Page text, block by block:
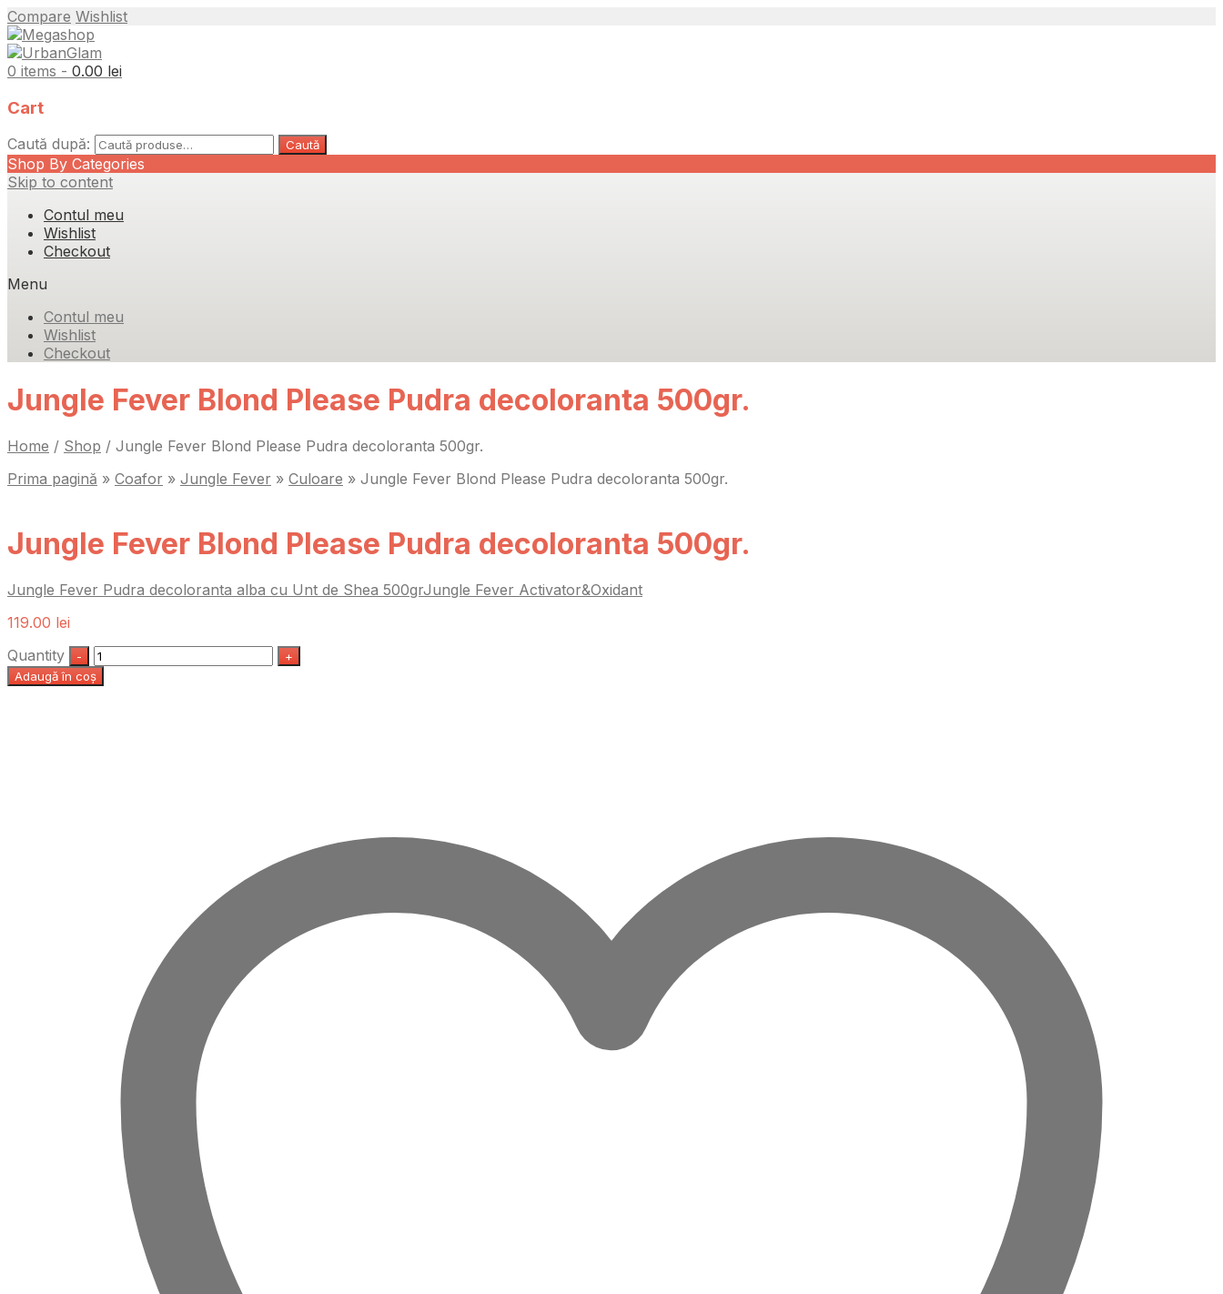
Compare Wishlist
0 items - 0.00 lei
Cart
Caută după: Caută
Shop By Categories
Skip to content
Contul meu
Wishlist
Checkout
Menu
Contul meu
Wishlist
Checkout
Jungle Fever Blond Please Pudra decoloranta 500gr.
Home / Shop / Jungle Fever Blond Please Pudra decoloranta 500gr.
Prima pagină » Coafor » Jungle Fever » Culoare » Jungle Fever Blond Please Pudra decoloranta 500gr.
Jungle Fever Blond Please Pudra decoloranta 500gr.
Jungle Fever Pudra decoloranta alba cu Unt de Shea 500grJungle Fever Activator&Oxidant
119.00 lei
Quantity
Adaugă în coș